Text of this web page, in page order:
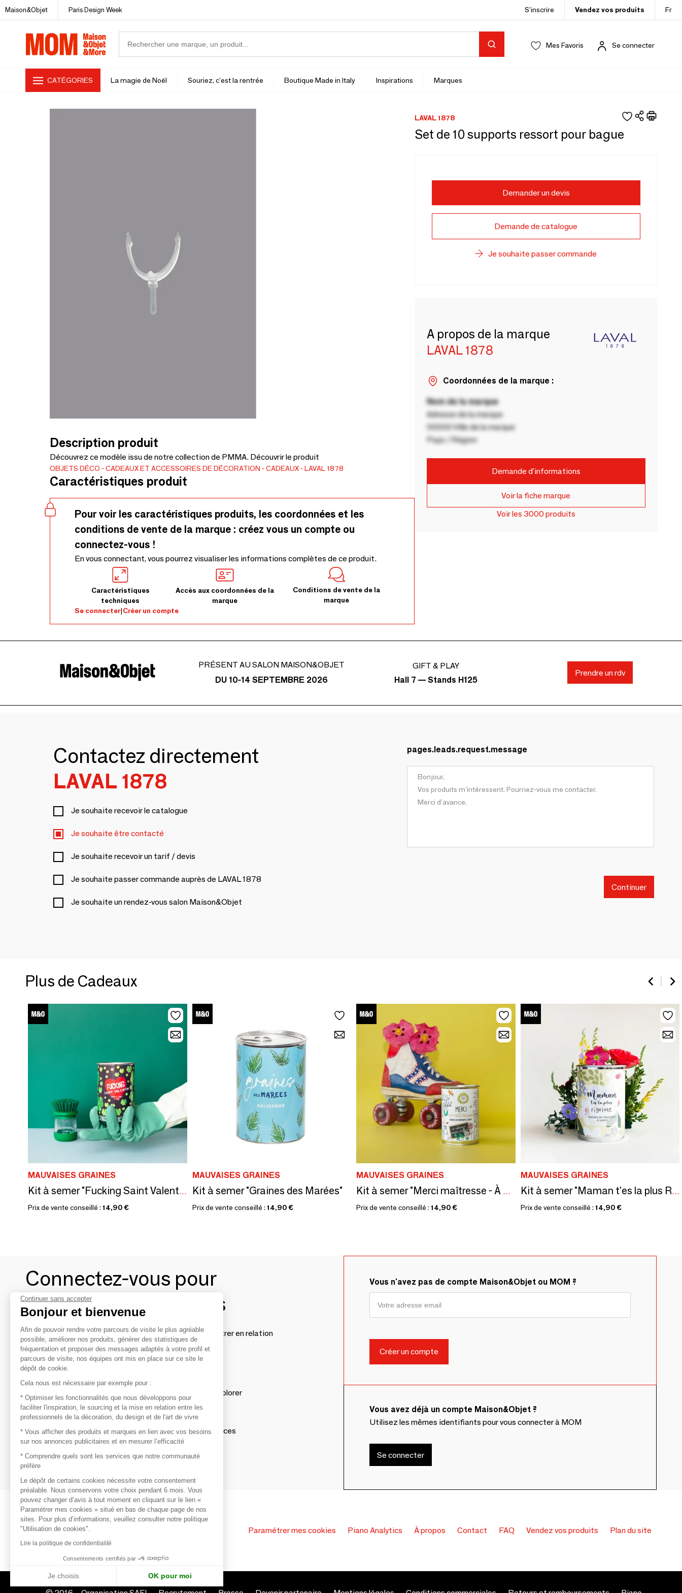
Maison&Objet Paris Design Week S’inscrire Vendez vos produits Fr
Mes Favoris Se connecter
CATÉGORIES La magie de Noël Souriez, c'est la rentrée Boutique Made in Italy Inspirations Marques
Description produit
Découvrez ce modèle issu de notre collection de PMMA. Découvrir le produit
OBJETS DÉCO CADEAUX ET ACCESSOIRES DE DÉCORATION CADEAUX LAVAL 1878
Caractéristiques produit
Pour voir les caractéristiques produits, les coordonnées et les
conditions de vente de la marque : créez vous un compte ou
connectez-vous !
En vous connectant, vous pourrez visualiser les informations complètes de ce produit.
Caractéristiques
techniques
Accès aux coordonnées de la
marque
Conditions de vente de la
marque
Se connecter|Créer un compte
LAVAL 1878
Set de 10 supports ressort pour bague
Demander un devis
Demande de catalogue
Je souhaite passer commande
A propos de la marque
LAVAL 1878
Coordonnées de la marque :
Nom de la marque
Adresse de la marque
00000 Ville de la marque
Pays / Région
Demande d'informations
Voir la fiche marque
Voir les 3000 produits
PRÉSENT AU SALON MAISON&OBJET
DU 10-14 SEPTEMBRE 2026
GIFT & PLAY
Hall 7 — Stands H125
Prendre un rdv
Contactez directement
LAVAL 1878
Je souhaite recevoir le catalogue
Je souhaite être contacté
Je souhaite recevoir un tarif / devis
Je souhaite passer commande auprès de LAVAL 1878
Je souhaite un rendez-vous salon Maison&Objet
pages.leads.request.message
Continuer
Plus de Cadeaux
MAUVAISES GRAINES
Kit à semer "Fucking Saint Valentin"Fabriqué en France
Prix de vente conseillé : 14,90 €
MAUVAISES GRAINES
Kit à semer "Graines des Marées"
Prix de vente conseillé : 14,90 €
MAUVAISES GRAINES
Kit à semer "Merci maîtresse - À colorier" Fabriqué en France
Prix de vente conseillé : 14,90 €
MAUVAISES GRAINES
Kit à semer "Maman t'es la plus Rigolote" Fabriqué en France
Prix de vente conseillé : 14,90 €
Connectez-vous pour
contacter les marques
Afin de profiter au mieux de l'expérience MOM et de rentrer en relation
avec vos marques préférées, créez-vous un compte.
Découvrir
Les produits de milliers de fournisseurs à explorer
S'inspirer
Inspiration et sélections de produits tendances
Contacter
Vous n'avez pas de compte Maison&Objet ou MOM ?
Vous avez déjà un compte Maison&Objet ?
Utilisez les mêmes identifiants pour vous connecter à MOM
Se connecter
Paramétrer mes cookies Piano Analytics À propos Contact FAQ Vendez vos produits Plan du site
Continuer sans accepter
Bonjour et bienvenue
Afin de pouvoir rendre votre parcours de visite le plus agréable
possible, améliorer nos produits, générer des statistiques de
fréquentation et proposer des messages adaptés à votre profil et
parcours de visite, nos équipes ont mis en place sur ce site le
dépôt de cookie.
Cela nous est nécessaire par exemple pour :
* Optimiser les fonctionnalités que nous développons pour
faciliter l'inspiration, le sourcing et la mise en relation entre les
professionnels de la décoration, du design et de l'art de vivre
* Vous afficher des produits et marques en lien avec vos besoins
sur nos annonces publicitaires et en mesurer l’efficacité
* Comprendre quels sont les services que notre communauté
préfère
Le dépôt de certains cookies nécessite votre consentement
préalable. Nous conservons votre choix pendant 6 mois. Vous
pouvez changer d’avis à tout moment en cliquant sur le lien «
Paramétrer mes cookies » situé en bas de chaque page de nos
sites. Pour plus d’informations, veuillez consulter notre politique
"Utilisation de cookies".
Lire la politique de confidentialité
Consentements certifiés par
Je choisis OK pour moi